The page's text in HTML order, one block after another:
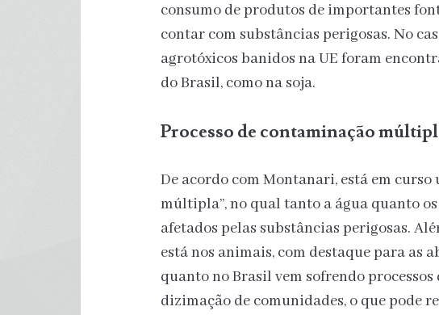
consumo de produtos de importantes
contar com substâncias perigosas. No
agrotóxicos banidos na UE foram
do Brasil, como na soja.
Processo de contaminação
De acordo com Montanari, está em curso
múltipla”, no qual tanto a água quanto
afetados pelas substâncias perigosas.
está nos animais, com destaque para as
quanto no Brasil vem sofrendo
dizimação de comunidades, o que pode